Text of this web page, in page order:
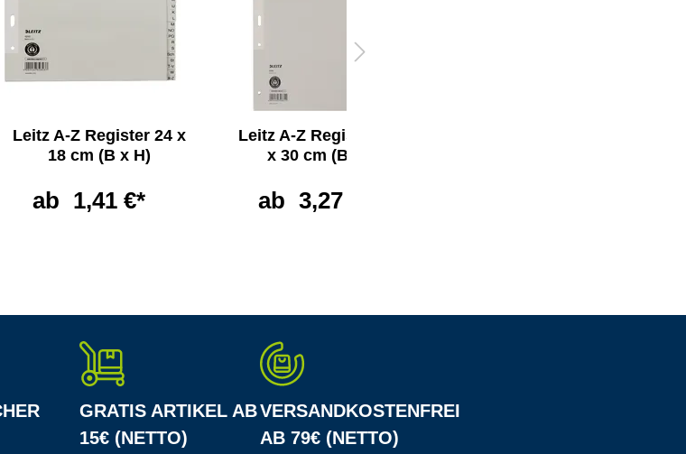
Leitz A-Z Register 24 x
18 cm (B x H)
ab 1,41 €*
Leitz A-Z Register 22,5
x 30 cm (B x H)
ab 3,27 €*
GRATIS ARTIKEL AB
15€ (NETTO)
VERSANDKOSTENFREI
AB 79€ (NETTO)